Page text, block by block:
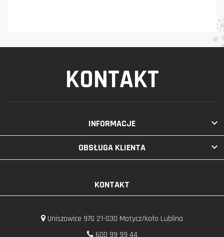
KONTAKT
INFORMACJE 
OBSŁUGA KLIENTA 
KONTAKT
Uniszowice 97G 21-030 Motycz/koło Lublina